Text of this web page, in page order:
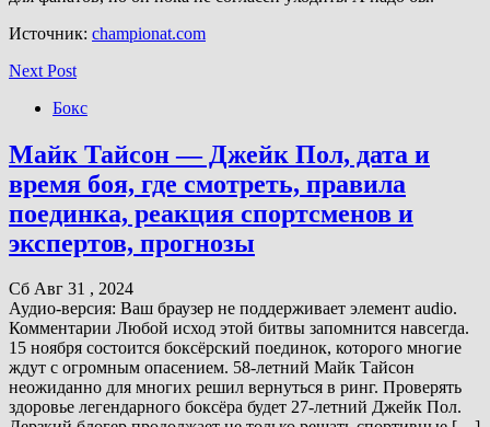
Источник: championat.com
Next Post
Бокс
Майк Тайсон — Джейк Пол, дата и
время боя, где смотреть, правила
поединка, реакция спортсменов и
экспертов, прогнозы
Сб Авг 31 , 2024
Аудио-версия: Ваш браузер не поддерживает элемент audio.
Комментарии Любой исход этой битвы запомнится навсегда.
15 ноября состоится боксёрский поединок, которого многие
ждут с огромным опасением. 58-летний Майк Тайсон
неожиданно для многих решил вернуться в ринг. Проверять
здоровье легендарного боксёра будет 27-летний Джейк Пол.